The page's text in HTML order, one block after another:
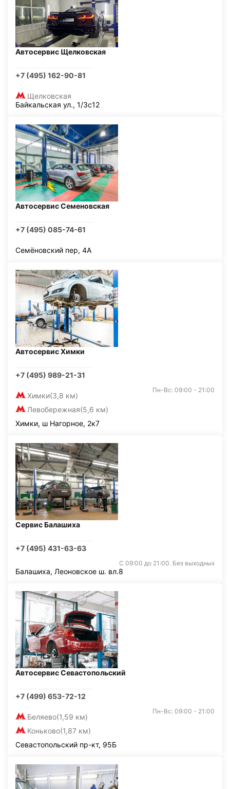
Автосервис Щелковская
+7 (495) 162-90-81
Щелковская
Байкальская ул., 1/3с12
Автосервис Семеновская
+7 (495) 085-74-61
Семёновский пер, 4А
Автосервис Химки
+7 (495) 989-21-31
Химки(3,8 км)
Левобережная(5,6 км)
Пн-Вс: 09:00 - 21:00
Химки, ш Нагорное, 2к7
Сервис Балашиха
+7 (495) 431-63-63
С 09:00 до 21:00. Без выходных
Балашиха, Леоновское ш. вл.8
Автосервис Севастопольский
+7 (499) 653-72-12
Беляево(1,59 км)
Коньково(1,87 км)
Пн-Вс: 09:00 - 21:00
Севастопольский пр-кт, 95Б